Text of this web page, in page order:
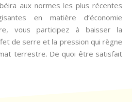
aux normes les plus récentes
en matière d’économie
vous participez à baisser la
de serre et la pression qui règne
terrestre. De quoi être satisfait